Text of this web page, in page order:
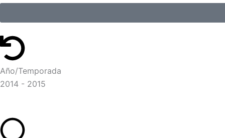
Año/Temporada
2014 - 2015